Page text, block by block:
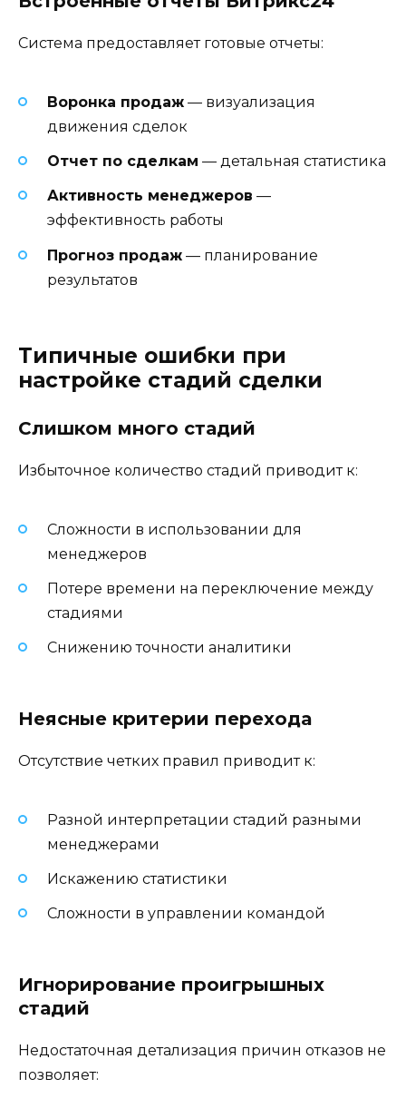
Система предоставляет готовые отчеты:
Воронка продаж — визуализация
движения сделок
Отчет по сделкам — детальная статистика
Активность менеджеров —
эффективность работы
Прогноз продаж — планирование
результатов
Типичные ошибки при
настройке стадий сделки
Слишком много стадий
Избыточное количество стадий приводит к:
Сложности в использовании для
менеджеров
Потере времени на переключение между
стадиями
Снижению точности аналитики
Неясные критерии перехода
Отсутствие четких правил приводит к:
Разной интерпретации стадий разными
менеджерами
Искажению статистики
Сложности в управлении командой
Игнорирование проигрышных
стадий
Недостаточная детализация причин отказов не
позволяет: